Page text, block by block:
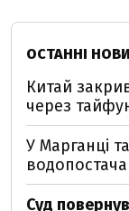
ОСТАННІ
Китай
через
У Марганці
Суд